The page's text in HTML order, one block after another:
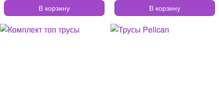
В корзину В корзину